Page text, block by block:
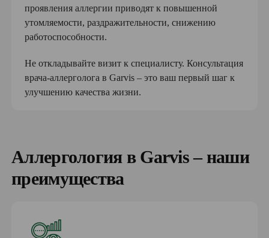
проявления аллергии приводят к повышенной
утомляемости, раздражительности, снижению
работоспособности.
Не откладывайте визит к специалисту. Консультация
врача-аллерголога в Garvis – это ваш первый шаг к
улучшению качества жизни.
Аллергология в Garvis – наши
преимущества